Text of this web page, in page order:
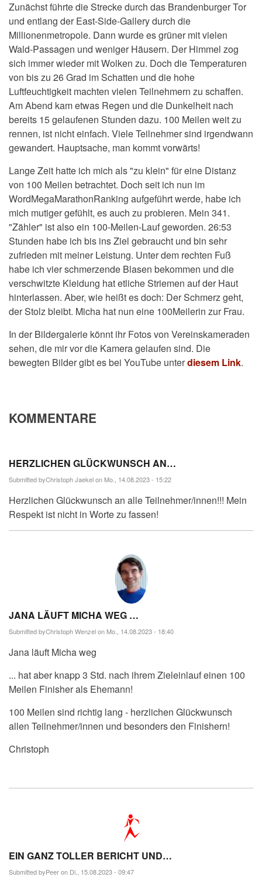
Zunächst führte die Strecke durch das Brandenburger Tor
und entlang der East-Side-Gallery durch die
Millionenmetropole. Dann wurde es grüner mit vielen
Wald-Passagen und weniger Häusern. Der Himmel zog
sich immer wieder mit Wolken zu. Doch die Temperaturen
von bis zu 26 Grad im Schatten und die hohe
Luftfeuchtigkeit machten vielen Teilnehmern zu schaffen.
Am Abend kam etwas Regen und die Dunkelheit nach
bereits 15 gelaufenen Stunden dazu. 100 Meilen weit zu
rennen, ist nicht einfach. Viele Teilnehmer sind irgendwann
gewandert. Hauptsache, man kommt vorwärts!
Lange Zeit hatte ich mich als "zu klein" für eine Distanz
von 100 Meilen betrachtet. Doch seit ich nun im
WordMegaMarathonRanking aufgeführt werde, habe ich
mich mutiger gefühlt, es auch zu probieren. Mein 341.
"Zähler" ist also ein 100-Meilen-Lauf geworden. 26:53
Stunden habe ich bis ins Ziel gebraucht und bin sehr
zufrieden mit meiner Leistung. Unter dem rechten Fuß
habe ich vier schmerzende Blasen bekommen und die
verschwitzte Kleidung hat etliche Striemen auf der Haut
hinterlassen. Aber, wie heißt es doch: Der Schmerz geht,
der Stolz bleibt. Micha hat nun eine 100Meilerin zur Frau.
In der Bildergalerie könnt ihr Fotos von Vereinskameraden
sehen, die mir vor die Kamera gelaufen sind. Die
bewegten Bilder gibt es bei YouTube unterdiesem Link.
KOMMENTARE
HERZLICHEN GLÜCKWUNSCH AN…
Submitted byChristoph Jaekelon Mo., 14.08.2023 - 15:22
Herzlichen Glückwunsch an alle Teilnehmer/innen!!! Mein
Respekt ist nicht in Worte zu fassen!
JANA LÄUFT MICHA WEG …
Submitted byChristoph Wenzelon Mo., 14.08.2023 - 18:40
Jana läuft Micha weg
... hat aber knapp 3 Std. nach ihrem Zieleinlauf einen 100
Meilen Finisher als Ehemann!
100 Meilen sind richtig lang - herzlichen Glückwunsch
allen Teilnehmer/innen und besonders den Finishern!
Christoph
EIN GANZ TOLLER BERICHT UND…
Submitted byPeeron Di., 15.08.2023 - 09:47